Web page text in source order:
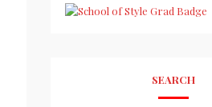
SEARCH